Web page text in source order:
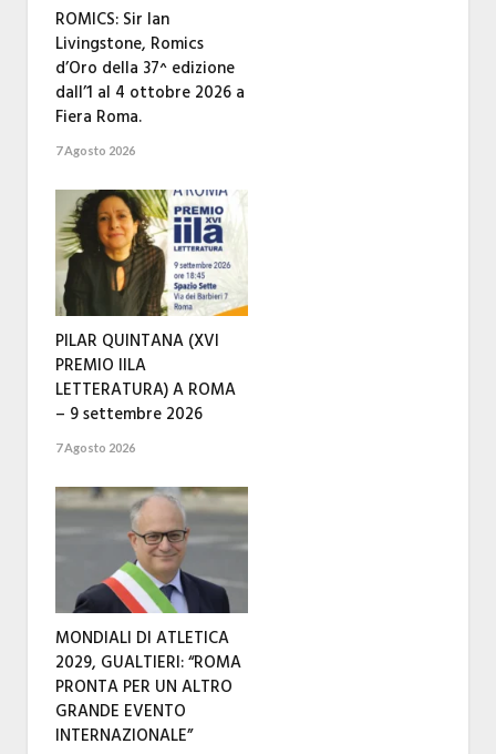
ROMICS: Sir Ian
Livingstone, Romics
d’Oro della 37^ edizione
dall’1 al 4 ottobre 2026 a
Fiera Roma.
7 Agosto 2026
PILAR QUINTANA (XVI
PREMIO IILA
LETTERATURA) A ROMA
– 9 settembre 2026
7 Agosto 2026
MONDIALI DI ATLETICA
2029, GUALTIERI: “ROMA
PRONTA PER UN ALTRO
GRANDE EVENTO
INTERNAZIONALE”